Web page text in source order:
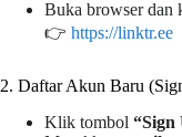
Buka browser dan
👉 https://linktr.ee
2. Daftar Akun Baru
Klik tombol “Sign